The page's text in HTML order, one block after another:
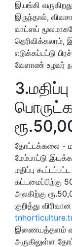
இயங்கி
இருந்தால்,
வாட்ஸப்
தெரிவிக்கலாம்,
எடுக்கப்பட்டு
வேளாண் உழவர்
தோட்டக்கலை -
மேம்பாட்டு
மதிப்பு
கட்டமைப்பிற்கு
அலகிற்கு
குறித்து
இணையத்தளம்
அருகிலுள்ள